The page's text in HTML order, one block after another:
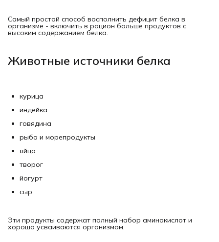
Самый простой способ восполнить дефицит белка в
организме - включить в рацион больше продуктов с
высоким содержанием белка.
Животные источники белка
курица
индейка
говядина
рыба и морепродукты
яйца
творог
йогурт
сыр
Эти продукты содержат полный набор аминокислот и
хорошо усваиваются организмом.